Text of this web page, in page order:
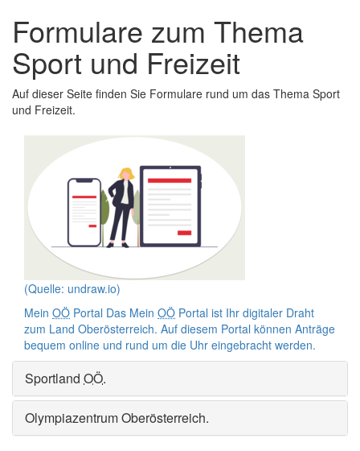
schließen
Formulare zum Thema
Sport und Freizeit
Auf dieser Seite finden Sie Formulare rund um das Thema Sport
und Freizeit.
(Quelle: undraw.io)
Mein OÖ Portal Das Mein OÖ Portal ist Ihr digitaler Draht
zum Land Oberösterreich. Auf diesem Portal können Anträge
bequem online und rund um die Uhr eingebracht werden.
Sportland OÖ.
Olympiazentrum Oberösterreich.